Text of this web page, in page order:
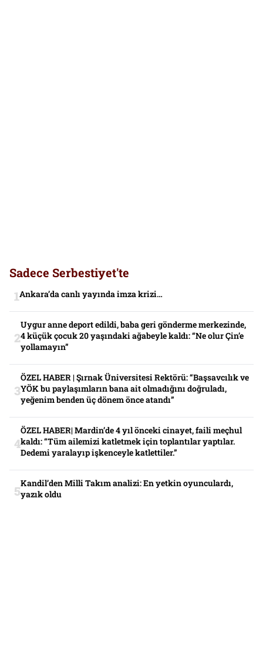
Sadece Serbestiyet'te
Ankara’da canlı yayında imza krizi…
Uygur anne deport edildi, baba geri gönderme merkezinde,
4 küçük çocuk 20 yaşındaki ağabeyle kaldı: “Ne olur Çin’e
yollamayın”
ÖZEL HABER | Şırnak Üniversitesi Rektörü: “Başsavcılık ve
YÖK bu paylaşımların bana ait olmadığını doğruladı,
yeğenim benden üç dönem önce atandı”
ÖZEL HABER| Mardin’de 4 yıl önceki cinayet, faili meçhul
kaldı: “Tüm ailemizi katletmek için toplantılar yaptılar.
Dedemi yaralayıp işkenceyle katlettiler.”
Kandil’den Milli Takım analizi: En yetkin oyunculardı,
yazık oldu